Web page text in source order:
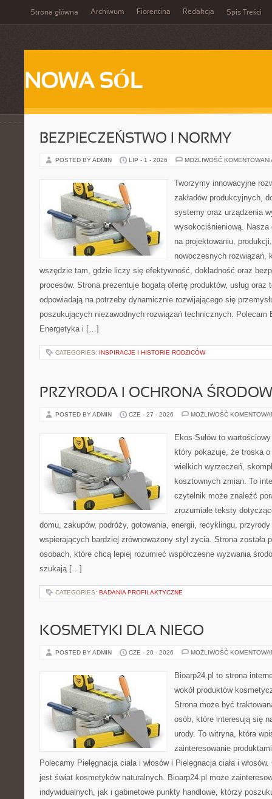
Strona główna Archiwum Fiorentina Redakcja Spis Treści
NOWA SÓL
BEZPIECZEŃSTWO I NORMY
POSTED BY ADMIN LIP - 1 - 2026 MOŻLIWOŚĆ
Tworzymy innowacyjne
zakładów produkcyjnych,
systemy oraz urządzenia
wysokociśnieniową. Nasza
na projektowaniu,
nowoczesnych rozwiązań,
wszędzie tam, gdzie liczy się efektywność, dokładność oraz
procesów. Strona prezentuje bogatą ofertę produktów, usług oraz
odpowiadają na potrzeby dynamicznie rozwijającego się
poszukujących niezawodnych rozwiązań technicznych. Polecam
Energetyka i […]
CATEGORIES: INSPIRACJE I HISTORIE RODZICÓW
PRZYRODA I OCHRONA
POSTED BY ADMIN CZE - 27 - 2026 MOŻLIWOŚĆ
Ekos-Sułów to
który pokazuje, że troska
wielkich wyrzeczeń,
kosztownych zmian. To
czytelnik może znaleźć
zrozumiałe teksty
domu, zakupów, podróży, gotowania, energii, recyklingu,
wspierających bardziej zrównoważony styl życia. Strona została
osobach, które chcą lepiej rozumieć współczesne wyzwania
szukają […]
CATEGORIES: BADANIA PROFILAKTYCZNE
KOSMETYKI DLA NIEGO
POSTED BY ADMIN CZE - 20 - 2026 MOŻLIWOŚĆ
Bioarp24.pl to strona
wokół produktów
Strona może być
osób, które interesują się
urody. To witryna, która
zainteresowanie
Polecamy Pielęgnacja ciała i włosów i Pielęgnacja ciała i
jest świat kosmetyków naturalnych. Bioarp24.pl może
indywidualnych, jak i gabinetowe punkty handlowe, którzy